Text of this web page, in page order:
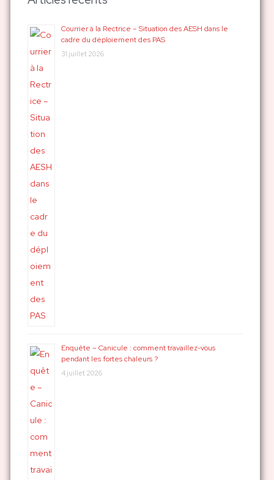
Courrier à la Rectrice – Situation des AESH dans le
cadre du déploiement des PAS
31 juillet 2026
Enquête – Canicule : comment travaillez-vous
pendant les fortes chaleurs ?
4 juillet 2026